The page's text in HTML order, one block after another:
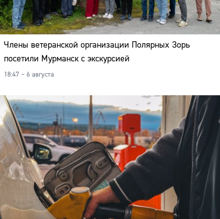
Члены ветеранской организации Полярных Зорь
посетили Мурманск с экскурсией
18:47 – 6 августа